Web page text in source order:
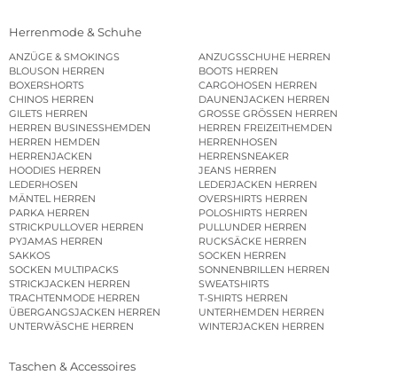
Herrenmode & Schuhe
ANZÜGE & SMOKINGS
ANZUGSSCHUHE HERREN
BLOUSON HERREN
BOOTS HERREN
BOXERSHORTS
CARGOHOSEN HERREN
CHINOS HERREN
DAUNENJACKEN HERREN
GILETS HERREN
GROSSE GRÖSSEN HERREN
HERREN BUSINESSHEMDEN
HERREN FREIZEITHEMDEN
HERREN HEMDEN
HERRENHOSEN
HERRENJACKEN
HERRENSNEAKER
HOODIES HERREN
JEANS HERREN
LEDERHOSEN
LEDERJACKEN HERREN
MÄNTEL HERREN
OVERSHIRTS HERREN
PARKA HERREN
POLOSHIRTS HERREN
STRICKPULLOVER HERREN
PULLUNDER HERREN
PYJAMAS HERREN
RUCKSÄCKE HERREN
SAKKOS
SOCKEN HERREN
SOCKEN MULTIPACKS
SONNENBRILLEN HERREN
STRICKJACKEN HERREN
SWEATSHIRTS
TRACHTENMODE HERREN
T-SHIRTS HERREN
ÜBERGANGSJACKEN HERREN
UNTERHEMDEN HERREN
UNTERWÄSCHE HERREN
WINTERJACKEN HERREN
Taschen & Accessoires